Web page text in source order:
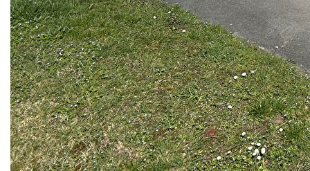
maison de 2002
Belle performance énergétique
Agencement optimisé
garage
Axe Bapaume Cambrai
Geronimmo
depuis 22 ans à votre service